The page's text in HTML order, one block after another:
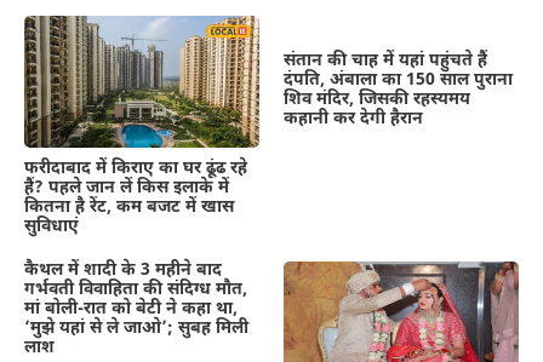
फरीदाबाद में किराए का घर ढूंढ रहे
हैं? पहले जान लें किस इलाके में
कितना है रेंट, कम बजट में खास
सुविधाएं
संतान की चाह में यहां पहुंचते हैं
दंपति, अंबाला का 150 साल पुराना
शिव मंदिर, जिसकी रहस्यमय
कहानी कर देगी हैरान
कैथल में शादी के 3 महीने बाद
गर्भवती विवाहिता की संदिग्ध मौत,
मां बोली-रात को बेटी ने कहा था,
‘मुझे यहां से ले जाओ’; सुबह मिली
लाश